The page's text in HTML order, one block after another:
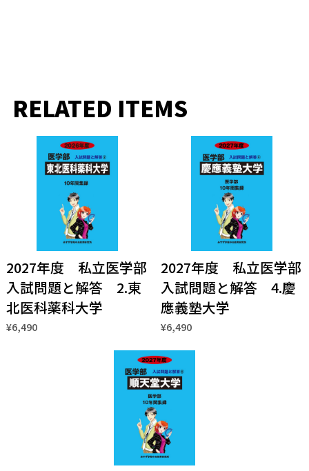
RELATED ITEMS
2027年度 私立医学部
入試問題と解答 2.東
北医科薬科大学
¥6,490
2027年度 私立医学部
入試問題と解答 4.慶
應義塾大学
¥6,490